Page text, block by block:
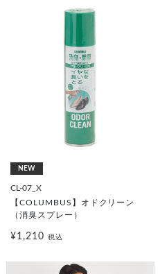
NEW
CL-07_X
【COLUMBUS】オドクリーン
（消臭スプレー）
¥1,210 税込